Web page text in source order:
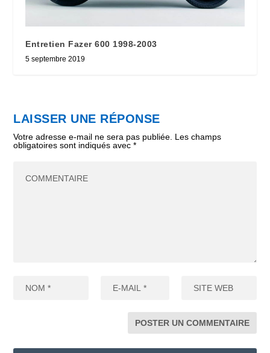
Entretien Fazer 600 1998-2003
5 septembre 2019
LAISSER UNE RÉPONSE
Votre adresse e-mail ne sera pas publiée. Les champs
obligatoires sont indiqués avec*